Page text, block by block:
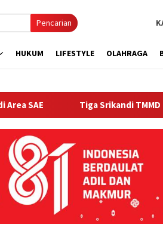
Pencarian
HUKUM LIFESTYLE OLAHRAGA
Tiga Srikandi TMMD Kodim 0714/